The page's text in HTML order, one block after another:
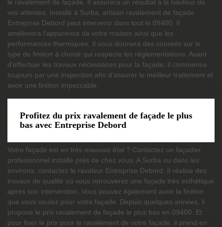
le ravalement de façade. Il assurera un résultat à la hauteur de
vos attentes. Installé à Surba, artisan ravalement de façade
Entreprise Debord peut intervenir dans tout le 09400. Il
améliorera l’apparence de votre maison ainsi que les
performances thermiques. Il vous donnera des conseils sur le
type de finition à choisir qui respecte les réglementations. Avant
d’effectuer les travaux nécessaires pour la façade, il commence
toujours par une inspection afin d'assurer le meilleur traitement et
avoir une finition impeccable.
Profitez du prix ravalement de façade le plus
bas avec Entreprise Debord
Votre façade est en très mauvais état ? Contactez un façadier
professionnel installé près de chez vous. A Surba ou dans les
environs, contactez le ravaleur Entreprise Debord. Il réalise des
travaux de qualité où vous retrouverez une façade très esthétique
après son intervention. Vous pouvez également avoir la finition
que vous voulez pour votre façade. Depuis quelques années, il
propose le prix ravalement de façade le plus bas en 09400. Et
pour fixer le prix pour le ravalement de votre façade, il prend en